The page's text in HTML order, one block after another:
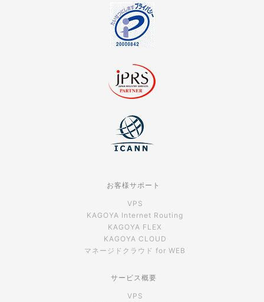
お客様サポート
VPS
KAGOYA Internet Routing
KAGOYA FLEX
KAGOYA CLOUD
マネージドクラウド for WEB
サービス概要
VPS